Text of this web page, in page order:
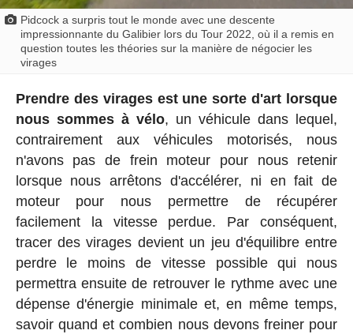
Pidcock a surpris tout le monde avec une descente
impressionnante du Galibier lors du Tour 2022, où il a remis en
question toutes les théories sur la manière de négocier les
virages
Prendre des virages est une sorte d'art lorsque
nous sommes à vélo, un véhicule dans lequel,
contrairement aux véhicules motorisés, nous
n'avons pas de frein moteur pour nous retenir
lorsque nous arrêtons d'accélérer, ni en fait de
moteur pour nous permettre de récupérer
facilement la vitesse perdue. Par conséquent,
tracer des virages devient un jeu d'équilibre entre
perdre le moins de vitesse possible qui nous
permettra ensuite de retrouver le rythme avec une
dépense d'énergie minimale et, en même temps,
savoir quand et combien nous devons freiner pour